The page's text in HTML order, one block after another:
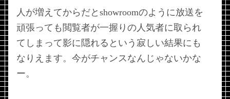
人が増えてからだとshowroomのように放送を
頑張っても閲覧者が一握りの人気者に取られ
てしまって影に隠れるという寂しい結果にも
なりえます。今がチャンスなんじゃないかな
ー。